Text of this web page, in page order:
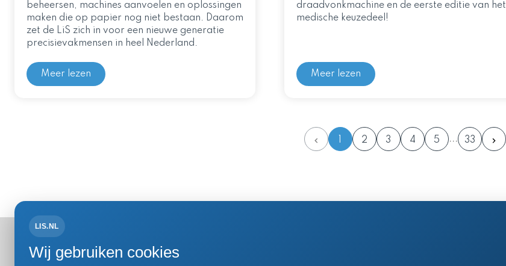
beheersen, machines aanvoelen en oplossingen
maken die op papier nog niet bestaan. Daarom
zet de LiS zich in voor een nieuwe generatie
precisievakmensen in heel Nederland.
Meer lezen
draadvonkmachine en de eerste editie van het
medische keuzedeel!
Meer lezen
2 3 4 5 33
LIS.NL
Wij gebruiken cookies